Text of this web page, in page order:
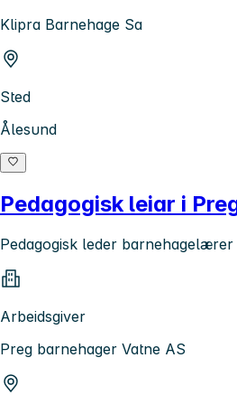
Klipra Barnehage Sa
Sted
Ålesund
Pedagogisk leiar i
Pedagogisk leder barnehagelærer
Arbeidsgiver
Preg barnehager Vatne AS